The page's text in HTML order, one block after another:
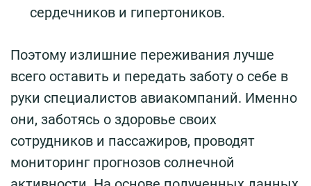
сердечников и гипертоников.
Поэтому излишние переживания лучше
всего оставить и передать заботу о себе в
руки специалистов авиакомпаний. Именно
они, заботясь о здоровье своих
сотрудников и пассажиров, проводят
мониторинг прогнозов солнечной